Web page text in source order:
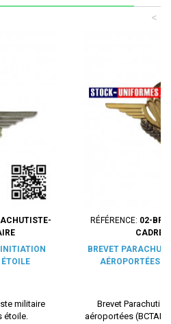
<
militaire
étoile.
RÉFÉRENCE: 02-
CADRE-
BREVET
AÉROPORTÉES
Brevet
aéroportées